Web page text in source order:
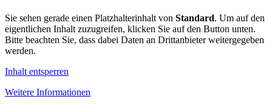
Sie sehen gerade einen Platzhalterinhalt von Standard. Um auf den
eigentlichen Inhalt zuzugreifen, klicken Sie auf den Button unten.
Bitte beachten Sie, dass dabei Daten an Drittanbieter weitergegeben
werden.
Inhalt entsperren
Weitere Informationen